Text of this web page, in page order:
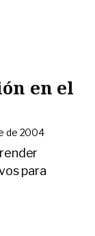
en el
de 2004
para